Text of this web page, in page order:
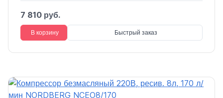
7 810 руб.
В корзину Быстрый заказ